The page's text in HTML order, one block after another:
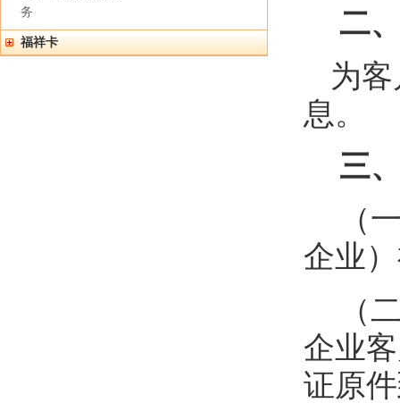
务
福祥卡
二、
为
息。
三、
（一
企业
（二
企业
证原